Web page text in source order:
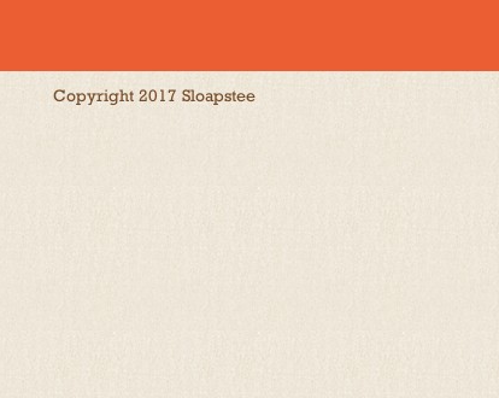
Copyright 2017 Sloapstee